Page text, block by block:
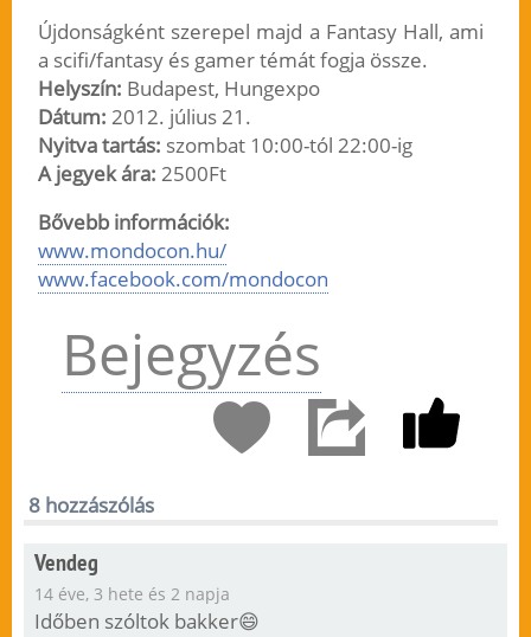
Újdonságként szerepel majd a Fantasy Hall, ami
a scifi/fantasy és gamer témát fogja össze.
Helyszín: Budapest, Hungexpo
Dátum: 2012. július 21.
Nyitva tartás: szombat 10:00-tól 22:00-ig
A jegyek ára: 2500Ft
Bővebb információk:
www.mondocon.hu/
www.facebook.com/mondocon
Bejegyzés
8 hozzászólás
Vendeg
14 éve, 3 hete és 2 napja
Időben szóltok bakker😄